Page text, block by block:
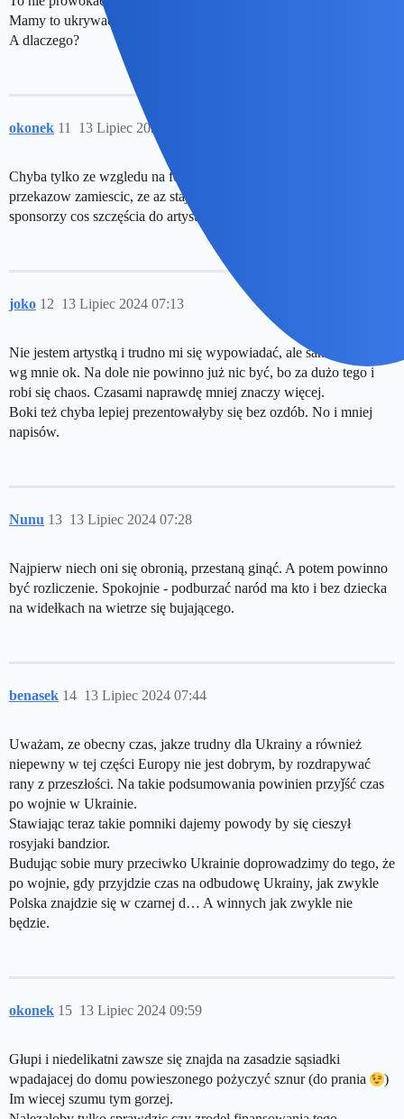
Mamy to ukrywać?
A dlaczego?
okonek 13 Lipiec 2024 07:10
11
Chyba tylko ze wzgledu na formę pomnika. Autor chcial tyle
przekazow zamiescic, ze az staje się to nieczytelne. Ale prywatni
sponsorzy cos szczęścia do artystow nie maja…
joko 13 Lipiec 2024 07:13
12
Nie jestem artystką i trudno mi się wypowiadać, ale sama góra jest
wg mnie ok. Na dole nie powinno już nic być, bo za dużo tego i
robi się chaos. Czasami naprawdę mniej znaczy więcej.
Boki też chyba lepiej prezentowałyby się bez ozdób. No i mniej
napisów.
Nunu 13 Lipiec 2024 07:28
13
Najpierw niech oni się obronią, przestaną ginąć. A potem powinno
być rozliczenie. Spokojnie - podburzać naród ma kto i bez dziecka
na widełkach na wietrze się bujającego.
benasek 13 Lipiec 2024 07:44
14
Uważam, ze obecny czas, jakze trudny dla Ukrainy a również
niepewny w tej części Europy nie jest dobrym, by rozdrapywać
rany z przeszłości. Na takie podsumowania powinien przyǰść czas
po wojnie w Ukrainie.
Stawiając teraz takie pomniki dajemy powody by się cieszył
rosyjaki bandzior.
Budując sobie mury przeciwko Ukrainie doprowadzimy do tego, że
po wojnie, gdy przyjdzie czas na odbudowę Ukrainy, jak zwykle
Polska znajdzie się w czarnej d… A winnych jak zwykle nie
będzie.
okonek 13 Lipiec 2024 09:59
15
Głupi i niedelikatni zawsze się znajda na zasadzie sąsiadki
wpadajacej do domu powieszonego pożyczyć sznur (do prania
)
Im wiecej szumu tym gorzej.